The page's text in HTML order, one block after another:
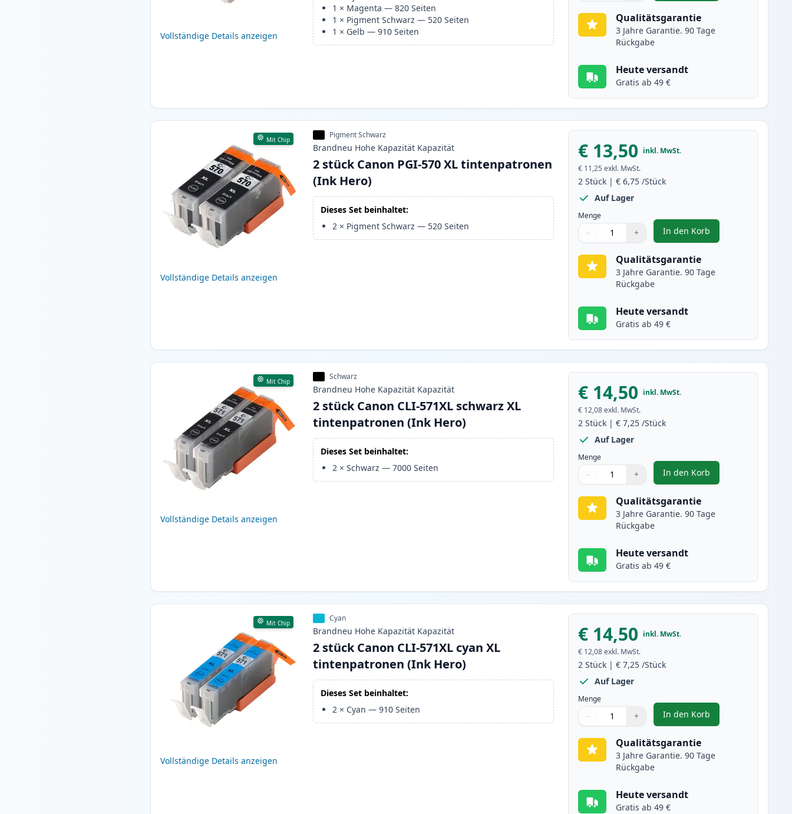
Vollständige Details anzeigen
1 × Magenta —820 Seiten
1 × Pigment Schwarz — 520 Seiten
1 × Gelb —910 Seiten
Qualitätsgarantie
3 Jahre Garantie. 90 Tage
Rückgabe
Heute versandt
Gratis ab 49 €
Mit Chip
Vollständige Details anzeigen
Pigment Schwarz
Brandneu Hohe Kapazität Kapazität
2 stück Canon PGI-570 XL tintenpatronen
(Ink Hero)
Dieses Set beinhaltet:
2 × Pigment Schwarz — 520 Seiten
€ 13,50 inkl. MwSt.
€ 11,25 exkl. MwSt.
2 Stück |€ 6,75 /Stück
Auf Lager
Menge
Menge
Verwenden Sie die Tasten, um anzupassen
− +
Menge 1
In den Korb
, 2 stück Canon PGI-570
Qualitätsgarantie
3 Jahre Garantie. 90 Tage
Rückgabe
Heute versandt
Gratis ab 49 €
Mit Chip
Vollständige Details anzeigen
Schwarz
Brandneu Hohe Kapazität Kapazität
2 stück Canon CLI-571XL schwarz XL
tintenpatronen (Ink Hero)
Dieses Set beinhaltet:
2 ×Schwarz —7000 Seiten
€ 14,50 inkl. MwSt.
€ 12,08 exkl. MwSt.
2 Stück |€ 7,25 /Stück
Auf Lager
Menge
Menge
Verwenden Sie die Tasten, um anzupassen
− +
Menge 1
In den Korb
, 2 stück Canon CLI-
Qualitätsgarantie
3 Jahre Garantie. 90 Tage
Rückgabe
Heute versandt
Gratis ab 49 €
Mit Chip
Vollständige Details anzeigen
Cyan
Brandneu Hohe Kapazität Kapazität
2 stück Canon CLI-571XL cyan XL
tintenpatronen (Ink Hero)
Dieses Set beinhaltet:
2 × Cyan —910 Seiten
€ 14,50 inkl. MwSt.
€ 12,08 exkl. MwSt.
2 Stück |€ 7,25 /Stück
Auf Lager
Menge
Menge
Verwenden Sie die Tasten, um anzupassen
− +
Menge 1
In den Korb
, 2 stück Canon CLI-
Qualitätsgarantie
3 Jahre Garantie. 90 Tage
Rückgabe
Heute versandt
Gratis ab 49 €